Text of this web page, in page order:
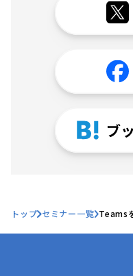
トップ セミナー一覧 Teams